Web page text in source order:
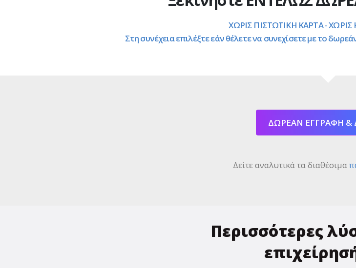
ΧΩΡΙΣ ΠΙΣΤΩΤΙΚΗ ΚΑΡΤΑ -
Στη συνέχεια επιλέξτε εάν θέλετε να συνεχίσετε με το
ΔΩΡΕΑΝ ΕΓΓΡΑΦΗ &
Δείτε αναλυτικά τα διαθέσιμα
Περισσότερες